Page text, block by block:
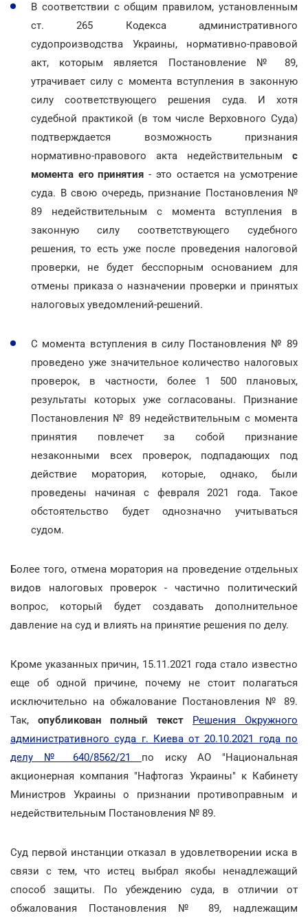
В соответствии с общим правилом, установленным
ст. 265 Кодекса административного
судопроизводства Украины, нормативно-правовой
акт, которым является Постановление № 89,
утрачивает силу с момента вступления в законную
силу соответствующего решения суда. И хотя
судебной практикой (в том числе Верховного Суда)
подтверждается возможность признания
нормативно-правового акта недействительным с
момента его принятия - это остается на усмотрение
суда. В свою очередь, признание Постановления №
89 недействительным с момента вступления в
законную силу соответствующего судебного
решения, то есть уже после проведения налоговой
проверки, не будет бесспорным основанием для
отмены приказа о назначении проверки и принятых
налоговых уведомлений-решений.
С момента вступления в силу Постановления № 89
проведено уже значительное количество налоговых
проверок, в частности, более 1 500 плановых,
результаты которых уже согласованы. Признание
Постановления № 89 недействительным с момента
принятия повлечет за собой признание
незаконными всех проверок, подпадающих под
действие моратория, которые, однако, были
проведены начиная с февраля 2021 года. Такое
обстоятельство будет однозначно учитываться
судом.
Более того, отмена моратория на проведение отдельных
видов налоговых проверок - частично политический
вопрос, который будет создавать дополнительное
давление на суд и влиять на принятие решения по делу.
Кроме указанных причин, 15.11.2021 года стало известно
еще об одной причине, почему не стоит полагаться
исключительно на обжалование Постановления № 89.
Так, опубликован полный текст Решения Окружного
административного суда г. Киева от 20.10.2021 года по
делу № 640/8562/21 по иску АО "Национальная
акционерная компания "Нафтогаз Украины" к Кабинету
Министров Украины о признании противоправным и
недействительным Постановления № 89.
Суд первой инстанции отказал в удовлетворении иска в
связи с тем, что истец выбрал якобы ненадлежащий
способ защиты. По убеждению суда, в отличии от
обжалования Постановления № 89, надлежащим